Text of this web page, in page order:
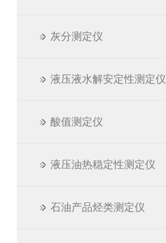
灰分测定仪
液压液水解安定性测定仪
酸值测定仪
液压油热稳定性测定仪
石油产品烃类测定仪